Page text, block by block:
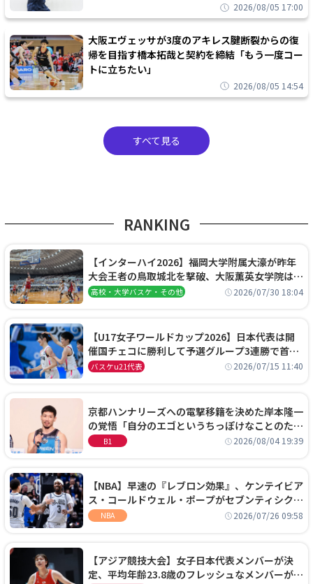
2026/08/05 17:00
大阪エヴェッサが3度のアキレス腱断裂からの復
帰を目指す橋本拓哉と契約を締結「もう一度コー
トに立ちたい」
2026/08/05 14:54
すべて見る
RANKING
【インターハイ2026】福岡大学附属大濠が昨年
大会王者の鳥取城北を撃破、大阪薫英女学院は岐
阜女子に完勝、大会3日目試合結果
高校・大学バスケ・その他 2026/07/30 18:04
【U17女子ワールドカップ2026】日本代表は開
催国チェコに勝利して予選グループ3連勝で首位
通過！準々決勝の相手はエジプトに決定
バスケu21代表 2026/07/15 11:40
京都ハンナリーズへの電撃移籍を決めた岸本隆一
の覚悟「自分のエゴというちっぽけなことのため
に、京都に来たわけではない」
B1 2026/08/04 19:39
【NBA】早速の『レブロン効果』、ケンテイビア
ス・コールドウェル・ポープがセブンティシクサ
ーズに1年契約で加入
NBA 2026/07/26 09:58
【アジア競技大会】女子日本代表メンバーが決
定、平均年齢23.8歳のフレッシュなメンバーが日